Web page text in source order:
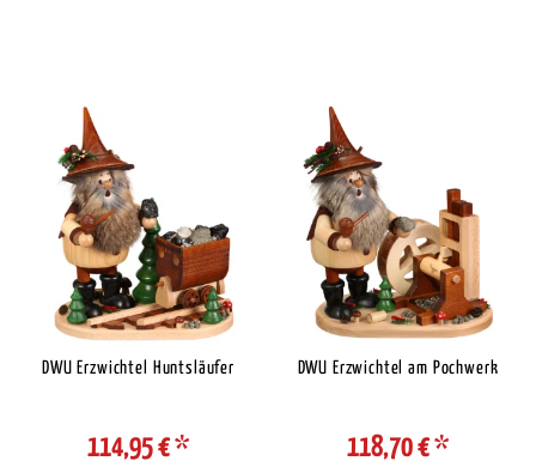
DWU Erzwichtel Huntsläufer
114,95 €*
DWU Erzwichtel am Pochwerk
118,70 €*